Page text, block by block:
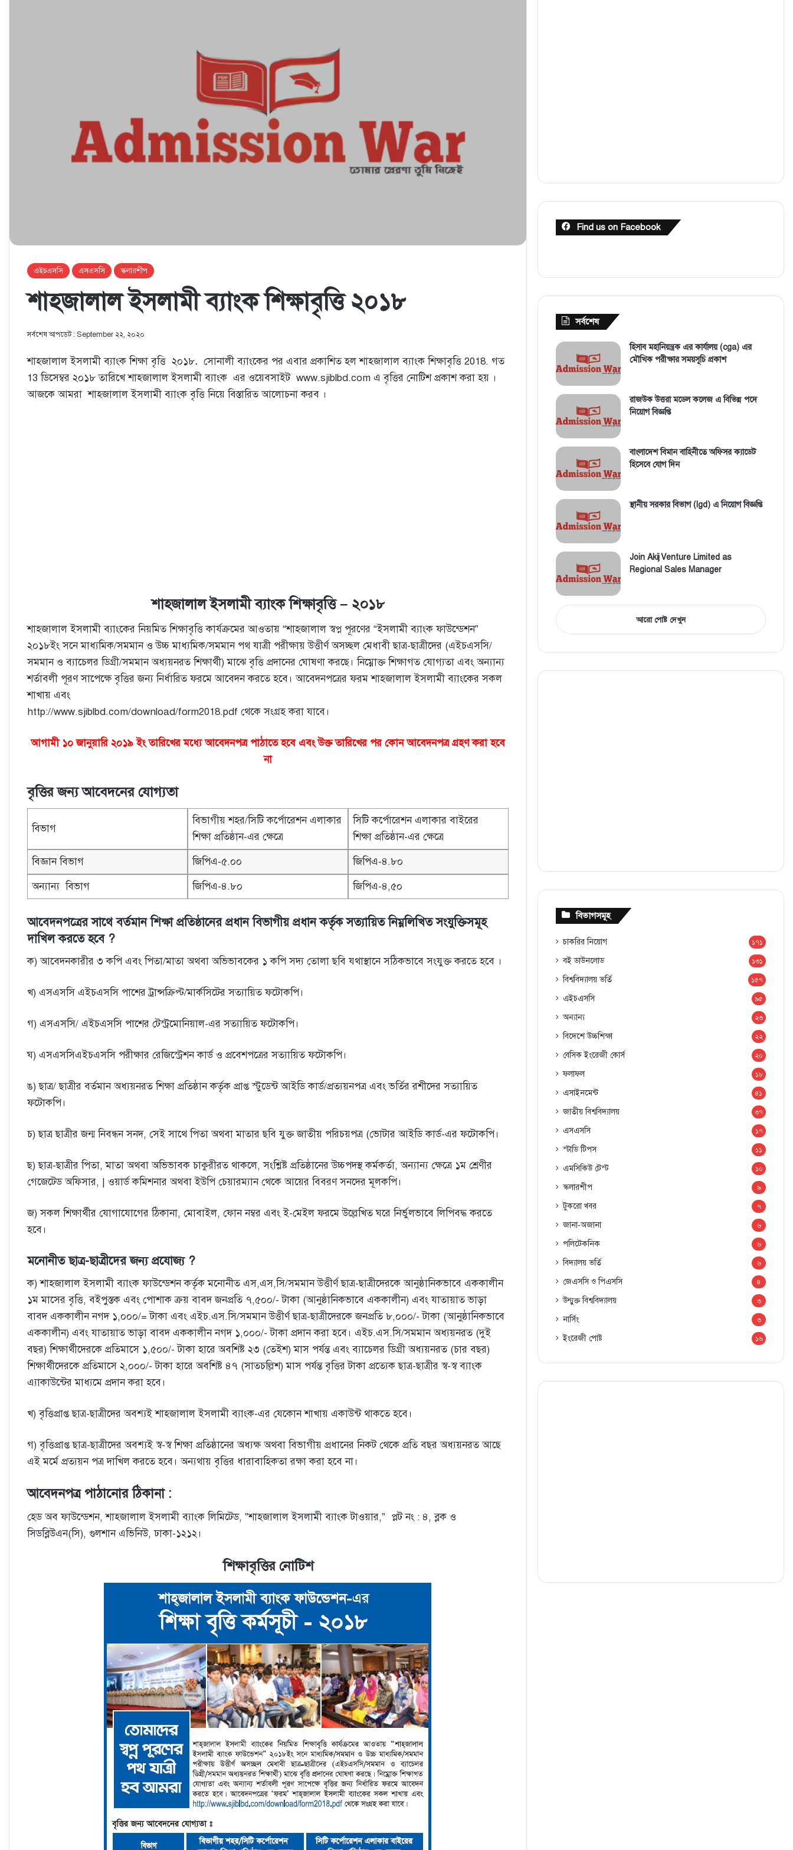
এইচএসসি এসএসসি স্কলারশীপ
শাহ্জালাল ইসলামী ব্যাংক শিক্ষাবৃত্তি ২০১৮
সর্বশেষ আপডেট : September ২২, ২০২০
শাহ্জালাল ইসলামী ব্যাংক শিক্ষা বৃত্তি ২০১৮. সোনালী ব্যাংকের পর এবার প্রকাশিত হল শাহ্জালাল ব্যাংক শিক্ষাবৃত্তি 2018. গত
13 ডিসেম্বর ২০১৮ তারিখে শাহ্জালাল ইসলামী ব্যাংক এর ওয়েবসাইট www.sjiblbd.com এ বৃত্তির নোটিশ প্রকাশ করা হয় ।
আজকে আমরা শাহ্জালাল ইসলামী ব্যাংক বৃত্তি নিয়ে বিস্তারিত আলোচনা করব ।
শাহ্জালাল ইসলামী ব্যাংক শিক্ষাবৃত্তি – ২০১৮
শাহজালাল ইসলামী ব্যাংকের নিয়মিত শিক্ষাবৃত্তি কার্যক্রমের আওতায় “শাহজালাল স্বপ্ন পূরণের “ইসলামী ব্যাংক ফাউন্ডেশন”
২০১৮ইং সনে মাধ্যমিক/সমমান ও উচ্চ মাধ্যমিক/সমমান পথ যাত্রী পরীক্ষায় উত্তীর্ণ অসচ্ছল মেধাবী ছাত্র-ছাত্রীদের (এইচএসসি/
সমমান ও ব্যাচেলর ডিগ্রী/সমমান অধ্যয়নরত শিক্ষার্থী) মাঝে বৃত্তি প্রদানের ঘােষণা করছে। নিম্নোক্ত শিক্ষাগত যােগ্যতা এবং অন্যান্য
শর্তাবলী পূরণ সাপেক্ষে বৃত্তির জন্য নির্ধারিত ফরমে আবেদন করতে হবে। আবেদনপত্রের ফরম শাহজালাল ইসলামী ব্যাংকের সকল
শাখায় এবং
http://www.sjiblbd.com/download/form2018.pdf থেকে সংগ্রহ করা যাবে।
আগামী ১০ জানুয়ারি ২০১৯ ইং তারিখের মধ্যে আবেদনপত্র পাঠাতে হবে এবং উক্ত তারিখের পর কোন আবেদনপত্র গ্রহণ করা হবে
না
বৃত্তির জন্য আবেদনের যােগ্যতা
বিভাগ
বিভাগীয় শহর/সিটি কর্পোরেশন এলাকার
শিক্ষা প্রতিষ্ঠান-এর ক্ষেত্রে
সিটি কর্পোরেশন এলাকার বাইরের
শিক্ষা প্রতিষ্ঠান-এর ক্ষেত্রে
বিজ্ঞান বিভাগ
জিপিএ-৫.০০
জিপিএ-৪.৮০
অন্যান্য বিভাগ
জিপিএ-৪.৮০ জিপিএ-৪,৫০
আবেদনপত্রের সাথে বর্তমান শিক্ষা প্রতিষ্ঠানের প্রধান বিভাগীয় প্রধান কর্তৃক সত্যায়িত নিম্নলিখিত সংযুক্তিসমূহ
দাখিল করতে হবে ?
ক) আবেদনকারীর ৩ কপি এবং পিতা/মাতা অথবা অভিভাবকের ১ কপি সদ্য তােলা ছবি যথাস্থানে সঠিকভাবে সংযুক্ত করতে হবে ।
খ) এসএসসি এইচএসসি পাশের ট্রান্সক্রিপ্ট/মার্কসিটের সত্যায়িত ফটোকপি।
গ) এসএসসি/ এইচএসসি পাশের টেস্ট্রমােনিয়াল-এর সত্যায়িত ফটোকপি।
ঘ) এসএসসিএইচএসসি পরীক্ষার রেজিস্ট্রেশন কার্ড ও প্রবেশপত্রের সত্যায়িত ফটোকপি।
ঙ) ছাত্র/ ছাত্রীর বর্তমান অধ্যয়নরত শিক্ষা প্রতিষ্ঠান কর্তৃক প্রাপ্ত স্টুডেন্ট আইডি কার্ড/প্রত্যয়নপত্র এবং ভর্তির রশীদের সত্যায়িত
ফটোকপি।
চ) ছাত্র ছাত্রীর জন্ম নিবন্ধন সনদ, সেই সাথে পিতা অথবা মাতার ছবি যুক্ত জাতীয় পরিচয়পত্র (ভােটার আইডি কার্ড-এর ফটোকপি।
ছ) ছাত্র-ছাত্রীর পিতা, মাতা অথবা অভিভাবক চাকুরীরত থাকলে, সংশ্লিষ্ট প্রতিষ্ঠানের উচ্চপদস্থ কর্মকর্তা, অন্যান্য ক্ষেত্রে ১ম শ্রেণীর
গেজেটেড অফিসার, | ওয়ার্ড কমিশনার অথবা ইউপি চেয়ারম্যান থেকে আয়ের বিবরণ সনদের মূলকপি।
জ) সকল শিক্ষার্থীর যােগাযােগের ঠিকানা, মােবাইল, ফোন নম্বর এবং ই-মেইল ফরমে উল্লেখিত ঘরে নির্ভুলভাবে লিপিবদ্ধ করতে
হবে।
মনােনীত ছাত্র-ছাত্রীদের জন্য প্রযােজ্য ?
ক) শাহজালাল ইসলামী ব্যাংক ফাউন্ডেশন কর্তৃক মনােনীত এস,এস,সি/সমমান উত্তীর্ণ ছাত্র-ছাত্রীদেরকে আনুষ্ঠানিকভাবে এককালীন
১ম মাসের বৃত্তি, বইপুস্তক এবং পােশাক ক্রয় বাবদ জনপ্রতি ৭,৫০০/- টাকা (আনুষ্ঠানিকভাবে এককালীন) এবং যাতায়াত ভাড়া
বাবদ এককালীন নগদ ১,০০০/= টাকা এবং এইচ.এস.সি/সমমান উত্তীর্ণ ছাত্র-ছাত্রীদেরকে জনপ্রতি ৮,০০০/- টাকা (আনুষ্ঠানিকভাবে
এককালীন) এবং যাতায়াত ভাড়া বাবদ এককালীন নগদ ১,০০০/- টাকা প্রদান করা হবে। এইচ.এস.সি/সমমান অধ্যয়নরত (দুই
বছর) শিক্ষার্থীদেরকে প্রতিমাসে ১,৫০০/- টাকা হারে অবশিষ্ট ২৩ (তেইশ) মাস পর্যন্ত এবং ব্যাচেলর ডিগ্রী অধ্যয়নরত (চার বছর)
শিক্ষার্থীদেরকে প্রতিমাসে ২,০০০/- টাকা হারে অবশিষ্ট ৪৭ (সাতচল্লিশ) মাস পর্যন্ত বৃত্তির টাকা প্রত্যেক ছাত্র-ছাত্রীর স্ব-স্ব ব্যাংক
এ্যাকাউন্টের মাধ্যমে প্রদান করা হবে।
খ) বৃত্তিপ্রাপ্ত ছাত্র-ছাত্রীদের অবশ্যই শাহ্জালাল ইসলামী ব্যাংক-এর যেকোন শাখায় একাউন্ট থাকতে হবে।
গ) বৃত্তিপ্রাপ্ত ছাত্র-ছাত্রীদের অবশ্যই স্ব-স্ব শিক্ষা প্রতিষ্ঠানের অধ্যক্ষ অথবা বিভাগীয় প্রধানের নিকট থেকে প্রতি বছর অধ্যয়নরত আছে
এই মর্মে প্রত্যয়ন পত্র দাখিল করতে হবে। অন্যথায় বৃত্তির ধারাবাহিকতা রক্ষা করা হবে না।
আবেদনপত্র পাঠানাের ঠিকানা :
হেড অব ফাউন্ডেশন, শাহ্জালাল ইসলামী ব্যাংক লিমিটেড, ”শাহজালাল ইসলামী ব্যাংক টাওয়ার,” প্লট নং : ৪, ব্লক ও
সিডব্লিউএন(সি), গুলশান এভিনিউ, ঢাকা-১২১২।
শিক্ষাবৃত্তির নোটিশ
Find us on Facebook
সর্বশেষ
হিসাব মহানিয়ন্ত্রক এর কার্যালয় (cga) এর
মৌখিক পরীক্ষার সময়সূচি প্রকাশ
রাজউক উত্তরা মডেল কলেজ এ বিভিন্ন পদে
নিয়োগ বিজ্ঞপ্তি
বাংলাদেশ বিমান বাহিনীতে অফিসর ক্যাডেট
হিসেবে যোগ দিন
স্থানীয় সরকার বিভাগ (lgd) এ নিয়োগ বিজ্ঞপ্তি
Join Akij Venture Limited as
Regional Sales Manager
আরো পোষ্ট দেখুন
বিভাগসমূহ
চাকরির নিয়োগ ১৭১
বই ডাউনলোড ১৩১
বিশ্ববিদ্যালয় ভর্তি ১৫৭
এইচএসসি ৯৫
অন্যান্য ২৩
বিদেশে উচ্চশিক্ষা ২২
বেসিক ইংরেজী কোর্স ২০
ফলাফল ১৮
এসাইনমেন্ট ৪১
জাতীয় বিশ্ববিদ্যালয় ৩৭
এসএসসি ১৭
স্টাডি টিপস ১১
এমসিকিউ টেস্ট ১০
স্কলারশীপ ৯
টুকরো খবর ৭
জানা-অজানা ৬
পলিটেকনিক ৬
বিদ্যালয় ভর্তি ৬
জেএসসি ও পিএসসি ৪
উন্মুক্ত বিশ্ববিদ্যালয় ৩
নার্সিং ৩
ইংরেজী পোষ্ট ১৬